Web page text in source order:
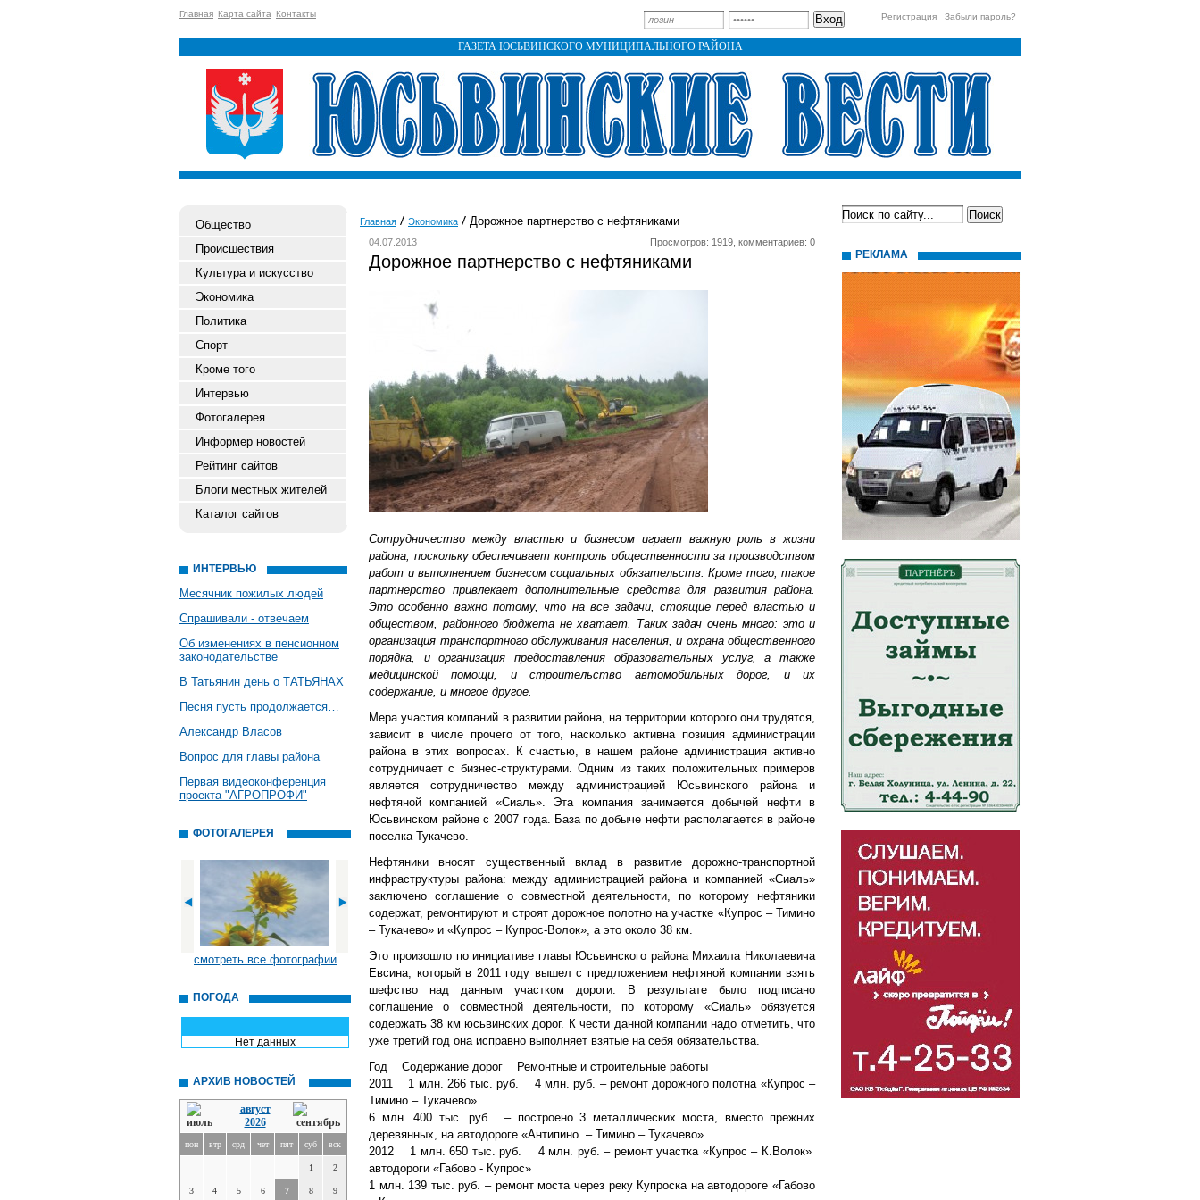
Главная Карта сайта Контакты Регистрация Забыли пароль?
ГАЗЕТА ЮСЬВИНСКОГО МУНИЦИПАЛЬНОГО РАЙОНА
Общество
Происшествия
Культура и искусство
Экономика
Политика
Спорт
Кроме того
Интервью
Фотогалерея
Информер новостей
Рейтинг сайтов
Блоги местных жителей
Каталог сайтов
ИНТЕРВЬЮ
Месячник пожилых людей
Спрашивали - отвечаем
Об изменениях в пенсионном
законодательстве
В Татьянин день о ТАТЬЯНАХ
Песня пусть продолжается…
Александр Власов
Вопрос для главы района
Первая видеоконференция
проекта "АГРОПРОФИ"
ФОТОГАЛЕРЕЯ
смотреть все фотографии
ПОГОДА
Нет данных
АРХИВ НОВОСТЕЙ
август
2026
пон втр срд чет пят суб вск
1 2
3 4 5 6 7 8 9
Главная Экономика Дорожное партнерство с нефтяниками
04.07.2013 Просмотров: 1919, комментариев: 0
Дорожное партнерство с нефтяниками
Сотрудничество между властью и бизнесом играет важную роль в жизни
района, поскольку обеспечивает контроль общественности за производством
работ и выполнением бизнесом социальных обязательств. Кроме того, такое
партнерство привлекает дополнительные средства для развития района.
Это особенно важно потому, что на все задачи, стоящие перед властью и
обществом, районного бюджета не хватает. Таких задач очень много: это и
организация транспортного обслуживания населения, и охрана общественного
порядка, и организация предоставления образовательных услуг, а также
медицинской помощи, и строительство автомобильных дорог, и их
содержание, и многое другое.
Мера участия компаний в развитии района, на территории которого они трудятся,
зависит в числе прочего от того, насколько активна позиция администрации
района в этих вопросах. К счастью, в нашем районе администрация активно
сотрудничает с бизнес-структурами. Одним из таких положительных примеров
является сотрудничество между администрацией Юсьвинского района и
нефтяной компанией «Сиаль». Эта компания занимается добычей нефти в
Юсьвинском районе с 2007 года. База по добыче нефти располагается в районе
поселка Тукачево.
Нефтяники вносят существенный вклад в развитие дорожно-транспортной
инфраструктуры района: между администрацией района и компанией «Сиаль»
заключено соглашение о совместной деятельности, по которому нефтяники
содержат, ремонтируют и строят дорожное полотно на участке «Купрос – Тимино
– Тукачево» и «Купрос – Купрос-Волок», а это около 38 км.
Это произошло по инициативе главы Юсьвинского района Михаила Николаевича
Евсина, который в 2011 году вышел с предложением нефтяной компании взять
шефство над данным участком дороги. В результате было подписано
соглашение о совместной деятельности, по которому «Сиаль» обязуется
содержать 38 км юсьвинских дорог. К чести данной компании надо отметить, что
уже третий год она исправно выполняет взятые на себя обязательства.
Год Содержание дорог Ремонтные и строительные работы
2011 1 млн. 266 тыс. руб. 4 млн. руб. – ремонт дорожного полотна «Купрос –
Тимино – Тукачево»
6 млн. 400 тыс. руб. – построено 3 металлических моста, вместо прежних
деревянных, на автодороге «Антипино – Тимино – Тукачево»
2012 1 млн. 650 тыс. руб. 4 млн. руб. – ремонт участка «Купрос – К.Волок»
автодороги «Габово - Купрос»
1 млн. 139 тыс. руб. – ремонт моста через реку Купроска на автодороге «Габово
РЕКЛАМА